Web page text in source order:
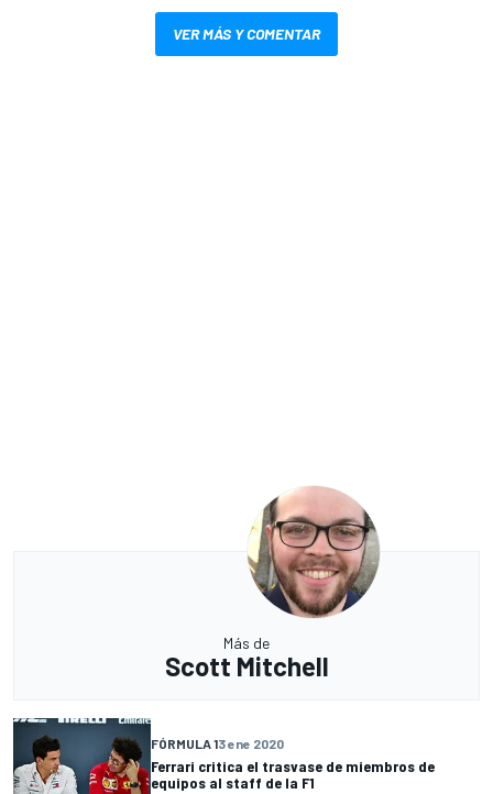
VER MÁS Y COMENTAR
Más de
Scott Mitchell
FÓRMULA 13 ene 2020
Ferrari critica el trasvase de miembros de
equipos al staff de la F1